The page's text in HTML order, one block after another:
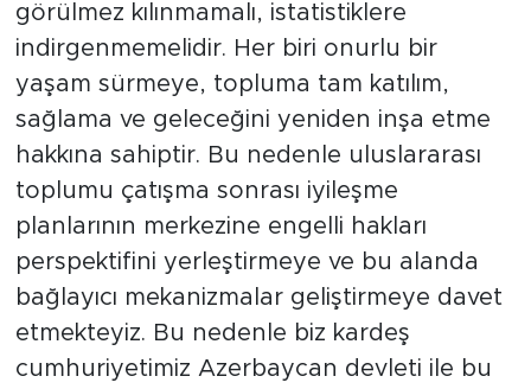
görülmez kılınmamalı, istatistiklere
indirgenmemelidir. Her biri onurlu bir
yaşam sürmeye, topluma tam katılım,
sağlama ve geleceğini yeniden inşa etme
hakkına sahiptir. Bu nedenle uluslararası
toplumu çatışma sonrası iyileşme
planlarının merkezine engelli hakları
perspektifini yerleştirmeye ve bu alanda
bağlayıcı mekanizmalar geliştirmeye davet
etmekteyiz. Bu nedenle biz kardeş
cumhuriyetimiz Azerbaycan devleti ile bu